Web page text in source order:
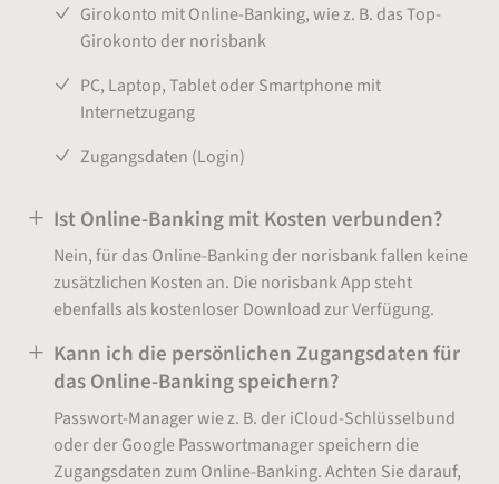
Girokonto mit Online-Banking, wie z. B. das Top-
Girokonto der norisbank
PC, Laptop, Tablet oder Smartphone mit
Internetzugang
Zugangsdaten (Login)
Ist Online-Banking mit Kosten verbunden?
Nein, für das Online-Banking der norisbank fallen keine
zusätzlichen Kosten an. Die norisbank App steht
ebenfalls als kostenloser Download zur Verfügung.
Kann ich die persönlichen Zugangsdaten für
das Online-Banking speichern?
Passwort-Manager wie z. B. der iCloud-Schlüsselbund
oder der Google Passwortmanager speichern die
Zugangsdaten zum Online-Banking. Achten Sie darauf,